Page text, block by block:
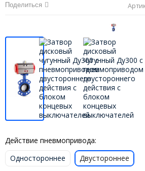
Поделиться
Действие пневмопривода:
Одностороннее
Двустороннее